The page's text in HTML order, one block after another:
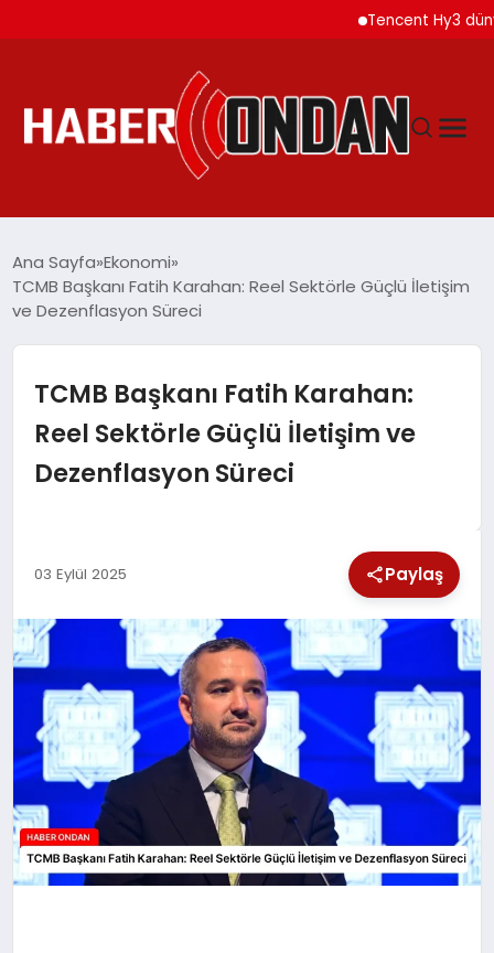
Tencent Hy3 dünya
SIYASET
DÜNYA
EKONOMI
TEKNOLOJI
YAŞAM
Ana Sayfa Ekonomi
TCMB Başkanı Fatih Karahan: Reel Sektörle Güçlü İletişim
ve Dezenflasyon Süreci
TCMB Başkanı Fatih Karahan:
Reel Sektörle Güçlü İletişim ve
Dezenflasyon Süreci
03 Eylül 2025 Paylaş